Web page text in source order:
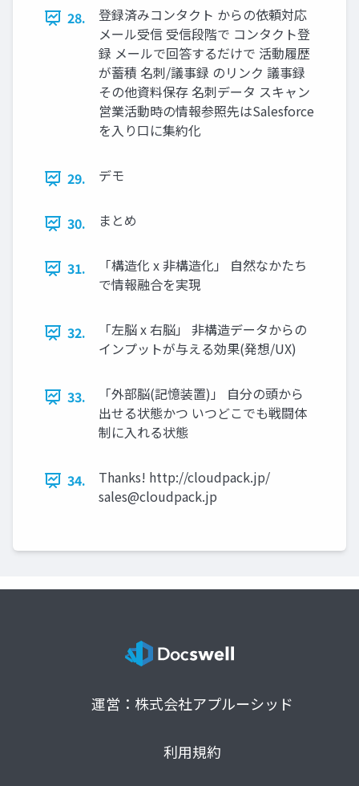
28.
登録済みコンタクト からの依頼対応
メール受信 受信段階で コンタクト登
録 メールで回答するだけで 活動履歴
が蓄積 名刺/議事録 のリンク 議事録
その他資料保存 名刺データ スキャン
営業活動時の情報参照先はSalesforce
を入り口に集約化
29. デモ
30. まとめ
31.
「構造化 x 非構造化」 自然なかたち
で情報融合を実現
32.
「左脳 x 右脳」 非構造データからの
インプットが与える効果(発想/UX)
33.
「外部脳(記憶装置)」 自分の頭から
出せる状態かつ いつどこでも戦闘体
制に入れる状態
34.
Thanks! http://cloudpack.jp/
sales@cloudpack.jp
運営：株式会社アプルーシッド
利用規約